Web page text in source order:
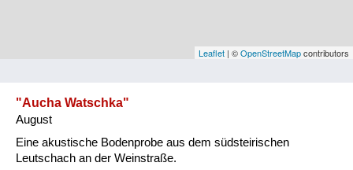
Vorarlberg
Natur und Landwirtschaft
Leaflet | ©OpenStreetMapcontributors
"Aucha Watschka"
August
Eine akustische Bodenprobe aus dem südsteirischen
Leutschach an der Weinstraße.